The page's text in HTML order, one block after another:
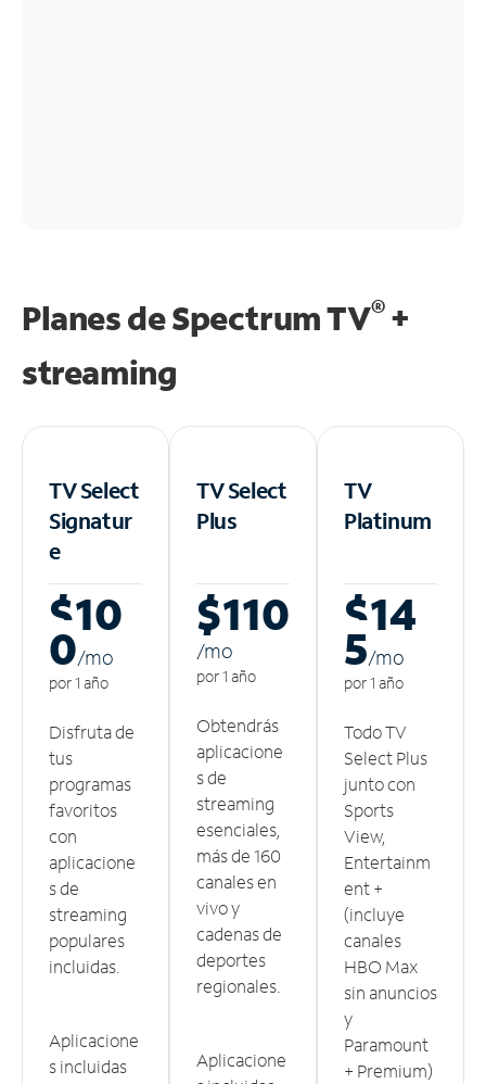
Planes de Spectrum TV®+
streaming
TV Select
Signatur
e
$10
0/mo
por 1 año
Disfruta de
tus
programas
favoritos
con
aplicacione
s de
streaming
populares
incluidas.
Aplicacione
s incluidas
TV Select
Plus
$110
/mo
por 1 año
Obtendrás
aplicacione
s de
streaming
esenciales,
más de 160
canales en
vivo y
cadenas de
deportes
regionales.
Aplicacione
TV
Platinum
$14
5/mo
por 1 año
Todo TV
Select Plus
junto con
Sports
View,
Entertainm
ent +
(incluye
canales
HBO Max
sin anuncios
y
Paramount
+ Premium)